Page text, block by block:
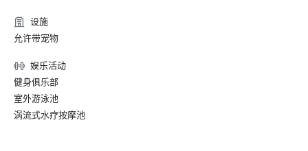
设施
允许带宠物
娱乐活动
健身俱乐部
室外游泳池
涡流式水疗按摩池